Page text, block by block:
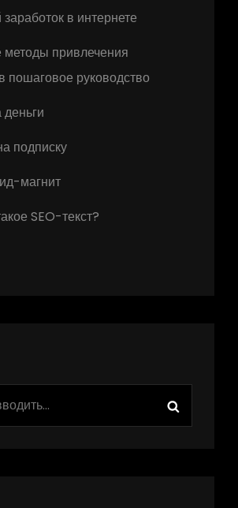
в интернете
методы привлечения
пошаговое руководство
подписку
магнит
SEO-текст?